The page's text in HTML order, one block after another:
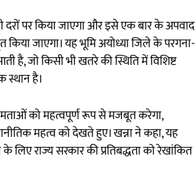
पर किया जाएगा और इसे एक बार के अपवाद
किया जाएगा। यह भूमि अयोध्या जिले के परगना-
है, जो किसी भी खतरे की स्थिति में विशिष्ट
है।
क्षमताओं को महत्वपूर्ण रूप से मजबूत करेगा,
महत्व को देखते हुए। खन्ना ने कहा, यह
लिए राज्य सरकार की प्रतिबद्धता को रेखांकित